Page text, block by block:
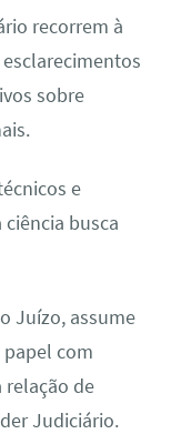
recorrem à
sobre
e
busca
Juízo, assume
com
de
Judiciário.